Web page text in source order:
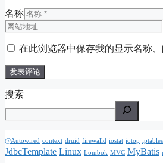
名称
在此浏览器中保存我的显示名称
搜索
@Autowired context druid firewalld iostat iotop iptables
JdbcTemplate Linux Lombok MVC MyBatis